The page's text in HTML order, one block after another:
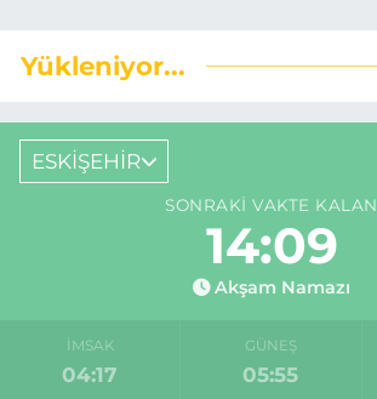
Yükleniyor...
ESKİŞEHİR
SONRAKI VAKTE KALAN
14:08
Akşam Namazı
İMSAK
04:17
GÜNEŞ
05:55